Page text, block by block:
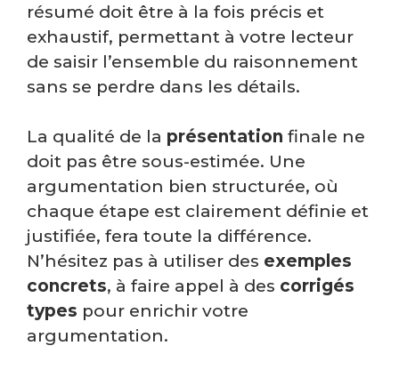
résumé doit être à la fois précis et
exhaustif, permettant à votre lecteur
de saisir l’ensemble du raisonnement
sans se perdre dans les détails.
La qualité de la présentation finale ne
doit pas être sous-estimée. Une
argumentation bien structurée, où
chaque étape est clairement définie et
justifiée, fera toute la différence.
N’hésitez pas à utiliser des exemples
concrets, à faire appel à des corrigés
types pour enrichir votre
argumentation.